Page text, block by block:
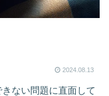
2024.08.13
ない問題に直面して